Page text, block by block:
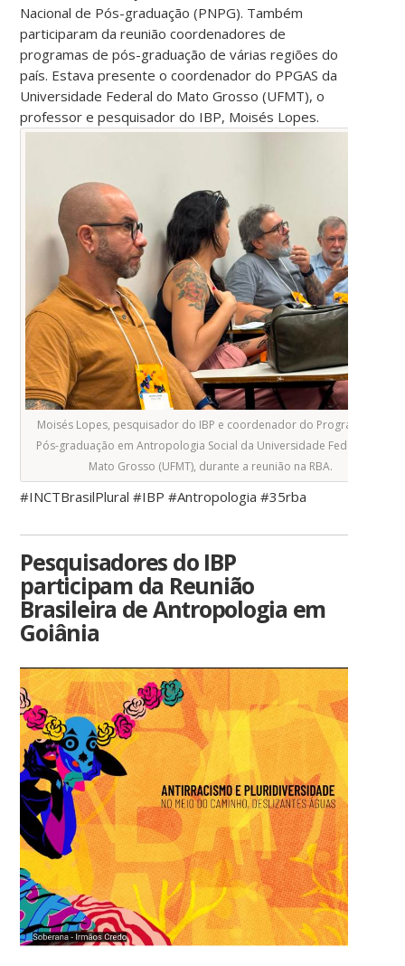
Nacional de Pós-graduação (PNPG). Também
participaram da reunião coordenadores de
programas de pós-graduação de várias regiões do
país. Estava presente o coordenador do PPGAS da
Universidade Federal do Mato Grosso (UFMT), o
professor e pesquisador do IBP, Moisés Lopes.
Moisés Lopes, pesquisador do IBP e coordenador do Programa de
Pós-graduação em Antropologia Social da Universidade Federal do
Mato Grosso (UFMT), durante a reunião na RBA.
#INCTBrasilPlural #IBP #Antropologia #35rba
Pesquisadores do IBP
participam da Reunião
Brasileira de Antropologia em
Goiânia